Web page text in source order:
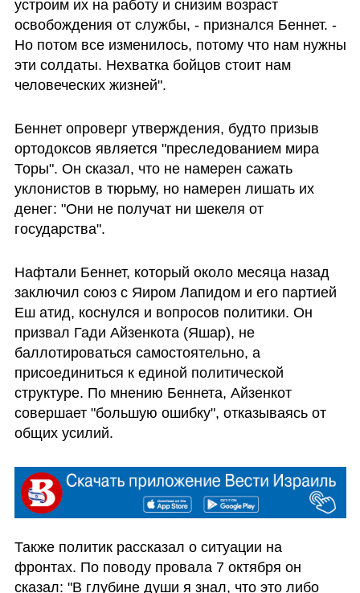
устроим их на работу и снизим возраст
освобождения от службы, - признался Беннет. -
Но потом все изменилось, потому что нам нужны
эти солдаты. Нехватка бойцов стоит нам
человеческих жизней".
Беннет опроверг утверждения, будто призыв
ортодоксов является "преследованием мира
Торы". Он сказал, что не намерен сажать
уклонистов в тюрьму, но намерен лишать их
денег: "Они не получат ни шекеля от
государства".
Нафтали Беннет, который около месяца назад
заключил союз с Яиром Лапидом и его партией
Еш атид, коснулся и вопросов политики. Он
призвал Гади Айзенкота (Яшар), не
баллотироваться самостоятельно, а
присоединиться к единой политической
структуре. По мнению Беннета, Айзенкот
совершает "большую ошибку", отказываясь от
общих усилий.
Также политик рассказал о ситуации на
фронтах. По поводу провала 7 октября он
сказал: "В глубине души я знал, что это либо